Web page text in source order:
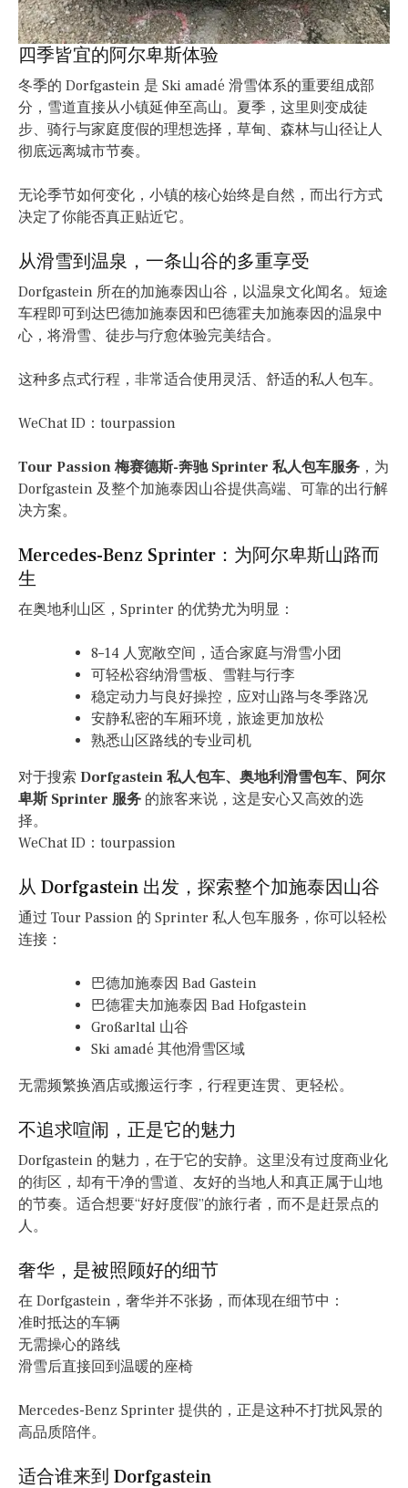
四季皆宜的阿尔卑斯体验
冬季的 Dorfgastein 是 Ski amadé 滑雪体系的重要组成部
分，雪道直接从小镇延伸至高山。夏季，这里则变成徒
步、骑行与家庭度假的理想选择，草甸、森林与山径让人
彻底远离城市节奏。
无论季节如何变化，小镇的核心始终是自然，而出行方式
决定了你能否真正贴近它。
从滑雪到温泉，一条山谷的多重享受
Dorfgastein 所在的加施泰因山谷，以温泉文化闻名。短途
车程即可到达巴德加施泰因和巴德霍夫加施泰因的温泉中
心，将滑雪、徒步与疗愈体验完美结合。
这种多点式行程，非常适合使用灵活、舒适的私人包车。
WeChat ID：tourpassion
Tour Passion 梅赛德斯-奔驰 Sprinter 私人包车服务 ，为
Dorfgastein 及整个加施泰因山谷提供高端、可靠的出行解
决方案。
Mercedes-Benz Sprinter：为阿尔卑斯山路而
生
在奥地利山区，Sprinter 的优势尤为明显：
8–14 人宽敞空间，适合家庭与滑雪小团
可轻松容纳滑雪板、雪鞋与行李
稳定动力与良好操控，应对山路与冬季路况
安静私密的车厢环境，旅途更加放松
熟悉山区路线的专业司机
对于搜索 Dorfgastein 私人包车、奥地利滑雪包车、阿尔
卑斯 Sprinter 服务 的旅客来说，这是安心又高效的选
择。
WeChat ID：tourpassion
从 Dorfgastein 出发，探索整个加施泰因山谷
通过 Tour Passion 的 Sprinter 私人包车服务，你可以轻松
连接：
巴德加施泰因 Bad Gastein
巴德霍夫加施泰因 Bad Hofgastein
Großarltal 山谷
Ski amadé 其他滑雪区域
无需频繁换酒店或搬运行李，行程更连贯、更轻松。
不追求喧闹，正是它的魅力
Dorfgastein 的魅力，在于它的安静。这里没有过度商业化
的街区，却有干净的雪道、友好的当地人和真正属于山地
的节奏。适合想要“好好度假”的旅行者，而不是赶景点的
人。
奢华，是被照顾好的细节
在 Dorfgastein，奢华并不张扬，而体现在细节中：
准时抵达的车辆
无需操心的路线
滑雪后直接回到温暖的座椅
Mercedes-Benz Sprinter 提供的，正是这种不打扰风景的
高品质陪伴。
适合谁来到 Dorfgastein